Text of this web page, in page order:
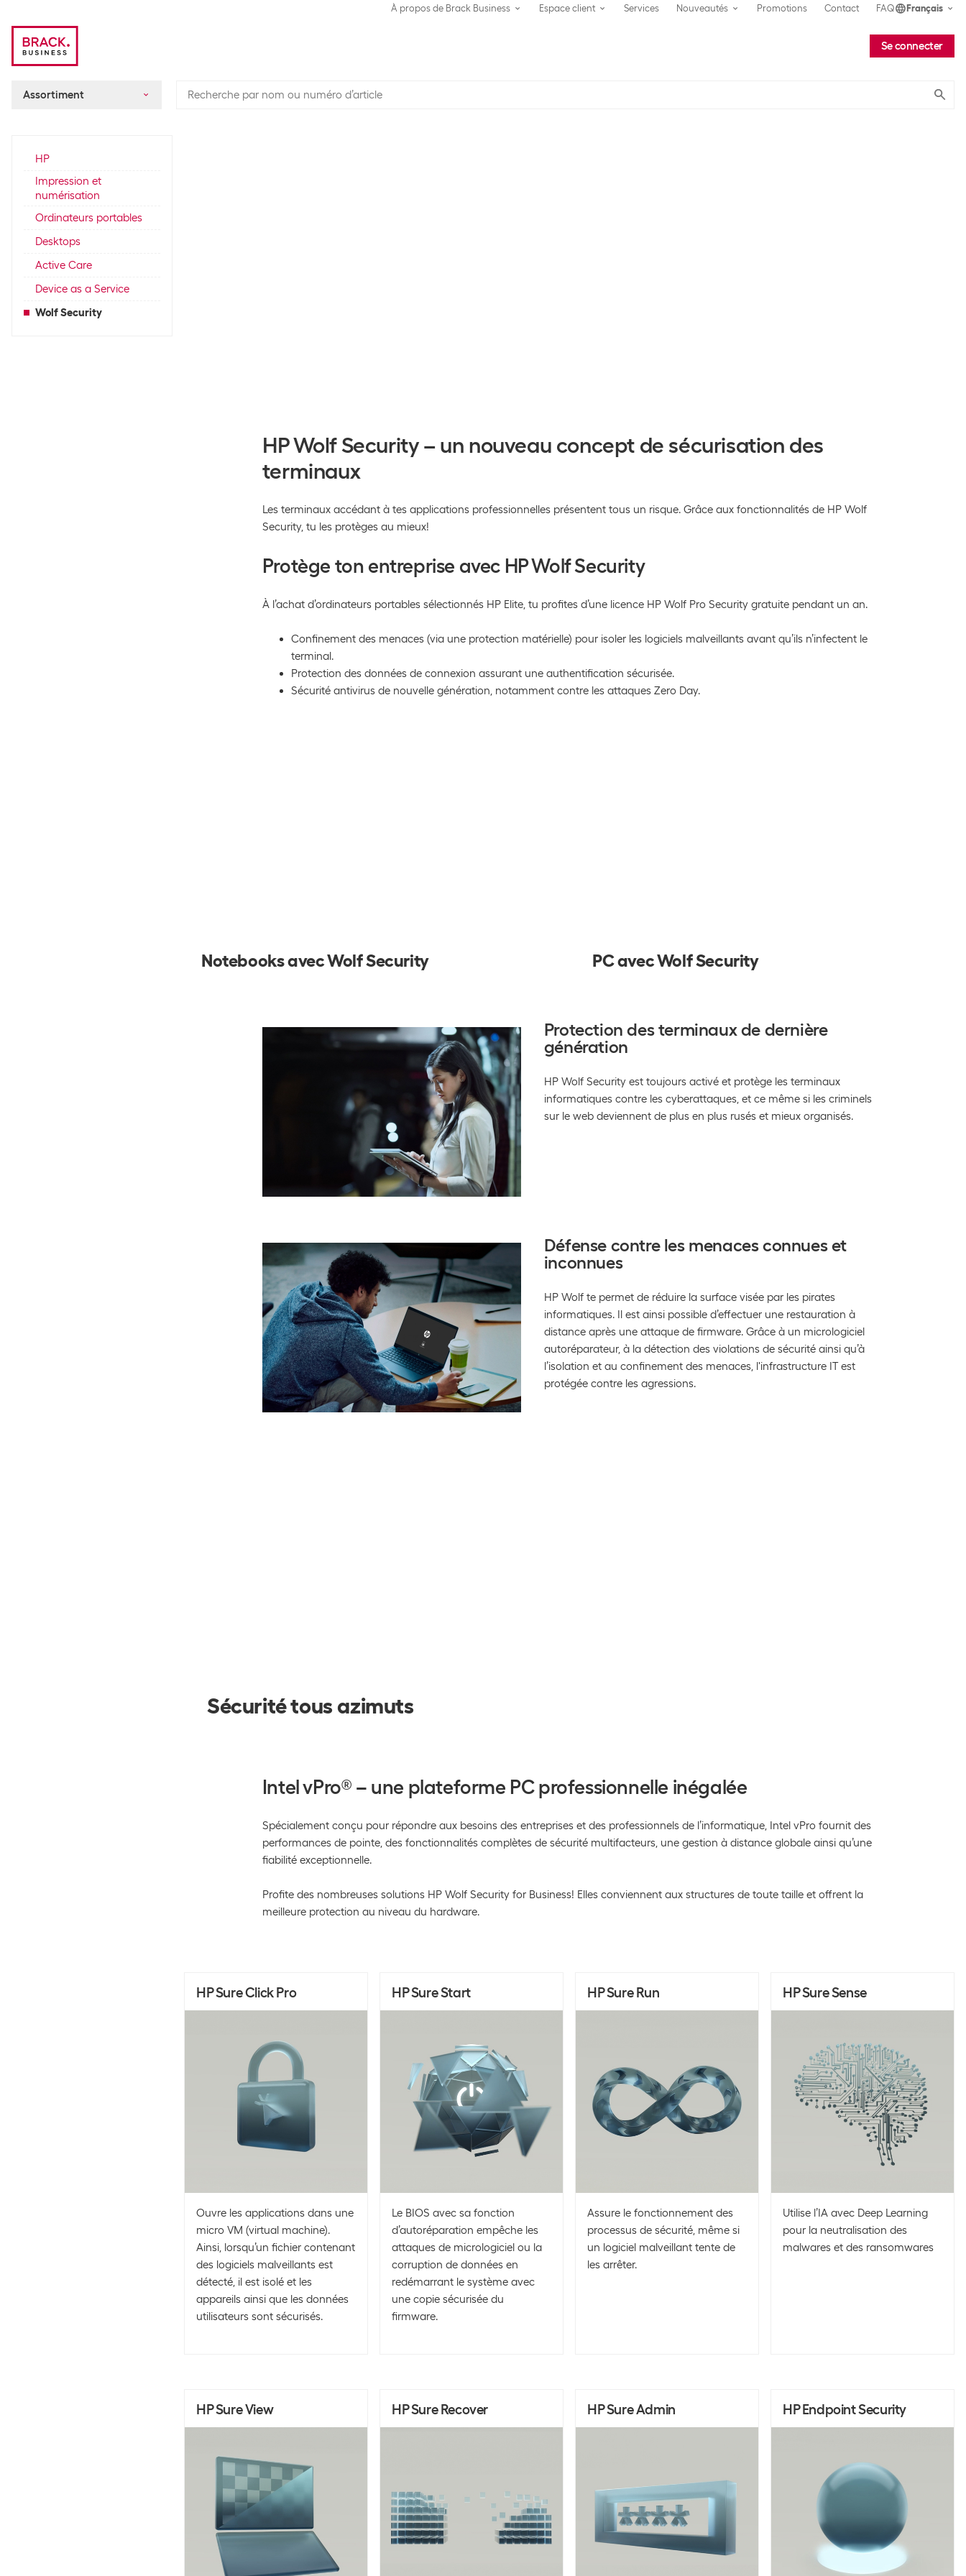
À propos de Brack Business Espace client Services Nouveautés Promotions Contact FAQ Français
Se connecter
Assortiment
HP
Impression et
numérisation
Ordinateurs portables
Desktops
Active Care
Device as a Service
Wolf Security
HP Wolf Security – un nouveau concept de sécurisation des
terminaux
Les terminaux accédant à tes applications professionnelles présentent tous un risque. Grâce aux fonctionnalités de HP Wolf
Security, tu les protèges au mieux!
Protège ton entreprise avec HP Wolf Security
À l’achat d’ordinateurs portables sélectionnés HP Elite, tu profites d’une licence HP Wolf Pro Security gratuite pendant un an.
Confinement des menaces (via une protection matérielle) pour isoler les logiciels malveillants avant qu’ils n’infectent le
terminal.
Protection des données de connexion assurant une authentification sécurisée.
Sécurité antivirus de nouvelle génération, notamment contre les attaques Zero Day.
Notebooks avec Wolf Security PC avec Wolf Security
Protection des terminaux de dernière
génération
HP Wolf Security est toujours activé et protège les terminaux
informatiques contre les cyberattaques, et ce même si les criminels
sur le web deviennent de plus en plus rusés et mieux organisés.
Défense contre les menaces connues et
inconnues
HP Wolf te permet de réduire la surface visée par les pirates
informatiques. Il est ainsi possible d’effectuer une restauration à
distance après une attaque de firmware. Grâce à un micrologiciel
autoréparateur, à la détection des violations de sécurité ainsi qu’à
l’isolation et au confinement des menaces, l'infrastructure IT est
protégée contre les agressions.
Sécurité tous azimuts
Intel vPro® – une plateforme PC professionnelle inégalée
Spécialement conçu pour répondre aux besoins des entreprises et des professionnels de l’informatique, Intel vPro fournit des
performances de pointe, des fonctionnalités complètes de sécurité multifacteurs, une gestion à distance globale ainsi qu’une
fiabilité exceptionnelle.
Profite des nombreuses solutions HP Wolf Security for Business! Elles conviennent aux structures de toute taille et offrent la
meilleure protection au niveau du hardware.
HP Sure Click Pro
Ouvre les applications dans une
micro VM (virtual machine).
Ainsi, lorsqu’un fichier contenant
des logiciels malveillants est
détecté, il est isolé et les
appareils ainsi que les données
utilisateurs sont sécurisés.
HP Sure Start
Le BIOS avec sa fonction
d’autoréparation empêche les
attaques de micrologiciel ou la
corruption de données en
redémarrant le système avec
une copie sécurisée du
firmware.
HP Sure Run
Assure le fonctionnement des
processus de sécurité, même si
un logiciel malveillant tente de
les arrêter.
HP Sure Sense
Utilise l’IA avec Deep Learning
pour la neutralisation des
malwares et des ransomwares
HP Sure View HP Sure Recover HP Sure Admin HP Endpoint Security